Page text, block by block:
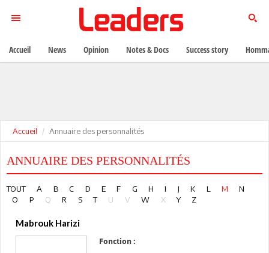
Accueil Annuaire des personnalités
ANNUAIRE DES PERSONNALITÉS
TOUT A B C D E F G H I J K L M
N
O
P Q R S T U V W X Y Z
Mabrouk Harizi
Fonction :
Accueil News Opinion Notes & Docs Success story